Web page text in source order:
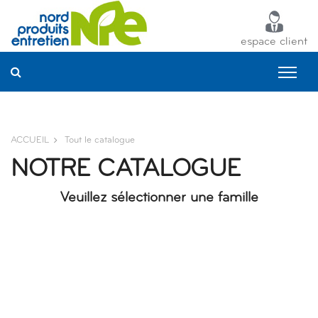
espace client
ACCUEIL Tout le catalogue
NOTRE CATALOGUE
Veuillez sélectionner une famille
Panneau de gestion des cookies